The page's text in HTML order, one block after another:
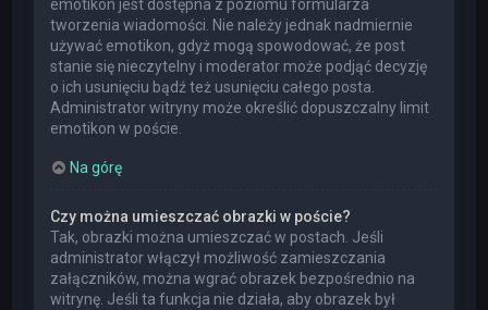
emotikon jest dostępna z poziomu formularza
tworzenia wiadomości. Nie należy jednak nadmiernie
używać emotikon, gdyż mogą spowodować, że post
stanie się nieczytelny i moderator może podjąć decyzję
o ich usunięciu bądź też usunięciu całego posta.
Administrator witryny może określić dopuszczalny limit
emotikon w poście.
Na górę
Czy można umieszczać obrazki w poście?
Tak, obrazki można umieszczać w postach. Jeśli
administrator włączył możliwość zamieszczania
załączników, można wgrać obrazek bezpośrednio na
witrynę. Jeśli ta funkcja nie działa, aby obrazek był